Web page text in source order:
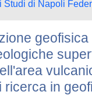
di Napoli
geofisica
ricerca in